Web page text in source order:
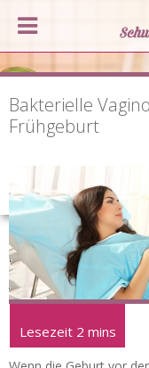
Bakterielle
Frühgeburt